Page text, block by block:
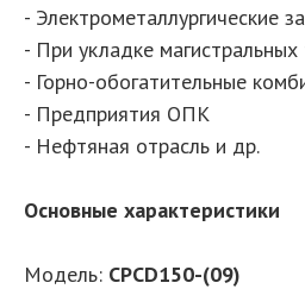
- Электрометаллургические
- При укладке
- Горно-обогатительные
- Предприятия ОПК
- Нефтяная отрасль и др.
Основные характеристики
Модель: CPCD150-(09)